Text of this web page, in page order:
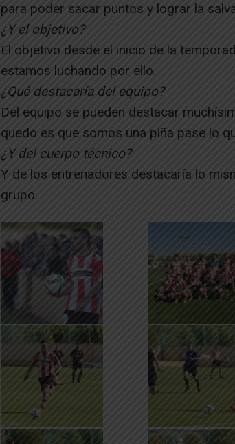
para poder sacar puntos y lograr la
¿Y el objetivo?
El objetivo desde el inicio de la
estamos luchando por ello.
¿Qué destacaría del equipo?
Del equipo se pueden destacar
quedo es que somos una piña pase lo
¿Y del cuerpo técnico?
Y de los entrenadores destacaría lo
grupo.